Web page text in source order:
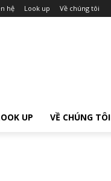
hệ Look up Về chúng tôi
UP VỀ CHÚNG TÔI